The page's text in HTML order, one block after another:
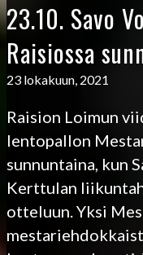
23.10. Savo
Raisiossa
23 lokakuun, 2021
Raision Loimun
lentopallon
sunnuntaina, kun
Kerttulan
otteluun. Yksi